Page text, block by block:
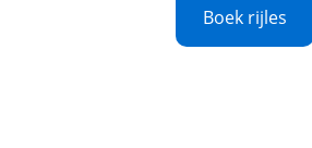
Boek rijles